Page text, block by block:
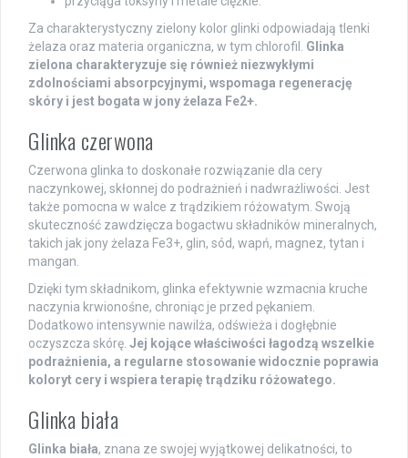
Za charakterystyczny zielony kolor glinki odpowiadają tlenki
żelaza oraz materia organiczna, w tym chlorofil. Glinka
zielona charakteryzuje się również niezwykłymi
zdolnościami absorpcyjnymi, wspomaga regenerację
skóry i jest bogata w jony żelaza Fe2+.
Glinka czerwona
Czerwona glinka to doskonałe rozwiązanie dla cery
naczynkowej, skłonnej do podrażnień i nadwrażliwości. Jest
także pomocna w walce z trądzikiem różowatym. Swoją
skuteczność zawdzięcza bogactwu składników mineralnych,
takich jak jony żelaza Fe3+, glin, sód, wapń, magnez, tytan i
mangan.
Dzięki tym składnikom, glinka efektywnie wzmacnia kruche
naczynia krwionośne, chroniąc je przed pękaniem.
Dodatkowo intensywnie nawilża, odświeża i dogłębnie
oczyszcza skórę. Jej kojące właściwości łagodzą wszelkie
podrażnienia, a regularne stosowanie widocznie poprawia
koloryt cery i wspiera terapię trądziku różowatego.
Glinka biała
Glinka biała, znana ze swojej wyjątkowej delikatności, to